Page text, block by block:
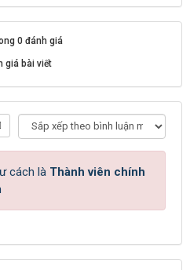
0 đánh giá
giá bài viết
cách là Thành viên chính